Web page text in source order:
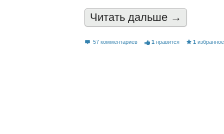
Читать дальшe →
57 комментариев 1 нравится 1 избранное